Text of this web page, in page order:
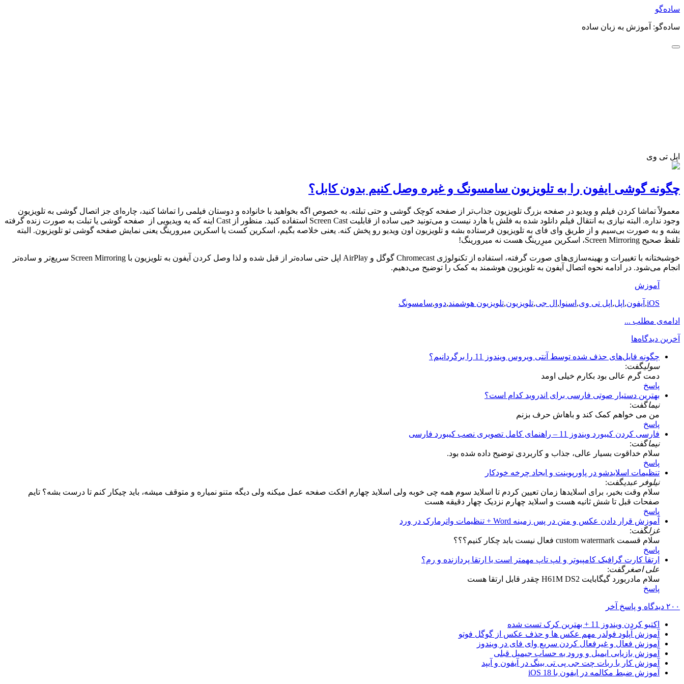
ساده‌گو
ساده‌گو: آموزش به زبان ساده
اپل تی وی
چگونه گوشی ایفون را به تلویزیون سامسونگ و غیره وصل کنیم بدون کابل؟
معمولاً تماشا کردن فیلم و ویدیو در صفحه بزرگ تلویزیون جذاب‌تر از صفحه کوچک گوشی و حتی تبلته. به خصوص اگه بخواهید با خانواده و دوستان فیلمی را تماشا کنید، چاره‌ای جز اتصال گوشی به تلویزیون
وجود نداره. البته نیازی به انتقال فیلم دانلود شده به فلش یا هارد نیست و می‌تونید خیی ساده از قابلیت Screen Cast استفاده کنید. منظور از Cast اینه که یه ویدیویی از صفحه گوشی یا تبلت به صورت زنده گرفته
بشه و به صورت بی‌سیم و از طریق وای فای به تلویزیون فرستاده بشه و تلویزیون اون ویدیو رو پخش کنه. یعنی خلاصه بگیم، اسکرین کست یا اسکرین میرورینگ یعنی نمایش صفحه گوشی تو تلویزیون. البته
تلفظ صحیح Screen Mirroring، اسکرین میرِرینگ هست نه میرورینگ!
خوشبختانه با تغییرات و بهینه‌سازی‌های صورت گرفته، استفاده از تکنولوژی Chromecast گوگل و AirPlay اپل حتی ساده‌تر از قبل شده و لذا وصل كردن آيفون به تلویزیون با Screen Mirroring
سریع‌تر و ساده‌تر
انجام می‌شود. در ادامه نحوه اتصال آیفون به تلویزیون هوشمند به کمک را توضیح می‌دهیم.
آموزش
iOS
, آیفون, اپل, اپل تی وی, اسنوا , ال جی,تلویزیون,تلویزیون هوشمند,دوو,سامسونگ
ادامه‌ی مطلب ...
آخرین دیدگاه‌ها
چگونه فایل‌های حذف شده توسط آنتی ویروس ویندوز 11 را برگردانیم؟
سولیگفت:
دمت گرم عالی بود بکارم خیلی اومد
پاسخ
بهترین دستیار صوتی فارسی برای اندروید کدام است؟
نیماگفت:
من می خواهم کمک کند و باهاش حرف بزنم
پاسخ
فارسی کردن کیبورد ویندوز 11 – راهنمای کامل تصویری نصب کیبورد فارسی
نیماگفت:
سلام خداقوت بسیار عالی، جذاب و کاربردی توضیح داده شده بود.
پاسخ
تنظیمات اسلایدشو در پاورپوینت و ایجاد چرخه خودکار
نیلوفر عبدیگفت:
سلام وقت بخیر، برای اسلایدها زمان تعیین کردم تا اسلاید سوم همه چی خوبه ولی اسلاید چهارم افکت صفحه عمل میکنه ولی دیگه متنو نمیاره و متوقف میشه، باید چیکار کنم تا درست بشه؟ تایم
صفحات قبل تا شش ثانیه هست و اسلاید چهارم نزدیک چهار دقیقه هست
پاسخ
آموزش قرار دادن عکس و متن در پس زمینه Word + تنظیمات واترمارک در ورد
غزلگفت:
سلام قسمت custom watermark فعال نیست بابد چکار کنیم؟؟؟
پاسخ
ارتقا کارت گرافیک کامپیوتر و لپ تاپ مهمتر است یا ارتقا پردازنده و رم؟
علی اصغر گفت:
سلام مادربورد گیگابایت H61M DS2 چقدر قابل ارتقا هست
پاسخ
۲۰۰ دیدگاه و پاسخ آخر
اکتیو کردن ویندوز 11 + بهترین کرک تست شده
آموزش آپلود فولدر مهم عکس ها و حذف عکس از گوگل فوتو
آموزش فعال و غیرفعال کردن سریع وای فای در ویندوز
آموزش بازیابی ایمیل و ورود به حساب جیمیل قبلی
آموزش کار با ربات چت جی پی تی بینگ در آیفون و آیپد
آموزش ضبط مکالمه در ایفون با iOS 18